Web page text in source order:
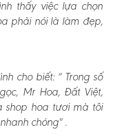
thấy việc lựa chọn
phải nói là làm đẹp,
cho biết:“ Trong số
Mr Hoa, Đất Việt,
shop hoa tươi mà tôi
chóng" .